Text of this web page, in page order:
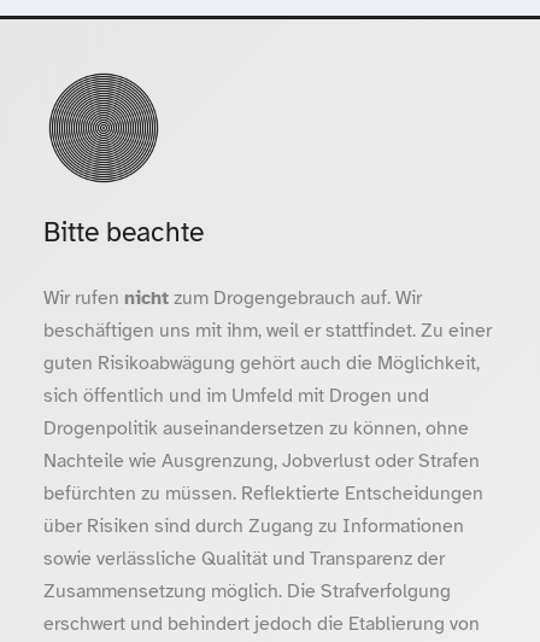
Bitte beachte
Wir rufen nichtzum Drogengebrauch auf. Wir
beschäftigen uns mit ihm, weil er stattfindet. Zu einer
guten Risikoabwägung gehört auch die Möglichkeit,
sich öffentlich und im Umfeld mit Drogen und
Drogenpolitik auseinandersetzen zu können, ohne
Nachteile wie Ausgrenzung, Jobverlust oder Strafen
befürchten zu müssen. Reflektierte Entscheidungen
über Risiken sind durch Zugang zu Informationen
sowie verlässliche Qualität und Transparenz der
Zusammensetzung möglich. Die Strafverfolgung
erschwert und behindert jedoch die Etablierung von